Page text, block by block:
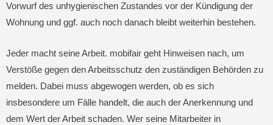
Vorwurf des unhygienischen Zustandes vor der Kündigung der
Wohnung und ggf. auch noch danach bleibt weiterhin bestehen.
Jeder macht seine Arbeit. mobifair geht Hinweisen nach, um
Verstöße gegen den Arbeitsschutz den zuständigen Behörden zu
melden. Dabei muss abgewogen werden, ob es sich
insbesondere um Fälle handelt, die auch der Anerkennung und
dem Wert der Arbeit schaden. Wer seine Mitarbeiter in